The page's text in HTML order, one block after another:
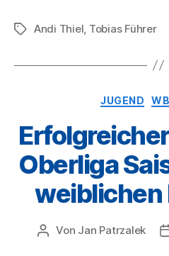
Schlagwörter
Andi Thiel Tobias Führer
JUGEND
Oberliga
weiblichen
Beitragsautor
Von Jan Patrzalek